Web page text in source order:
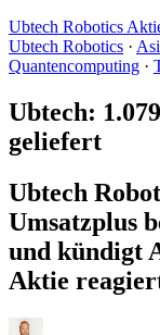
Ubtech Robotics
Ubtech Robotics ·
Quantencomputing ·
Ubtech:
geliefert
Ubtech
Umsatzplus
und kündigt
Aktie